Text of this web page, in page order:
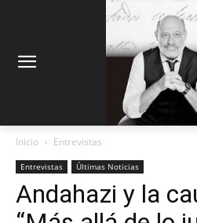
Inicio Entrevistas
Entrevistas Últimas Noticias
Andahazi y la